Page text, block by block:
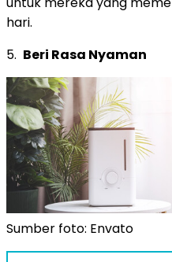
hari.
5. Beri Rasa Nyaman
Sumber foto: Envato